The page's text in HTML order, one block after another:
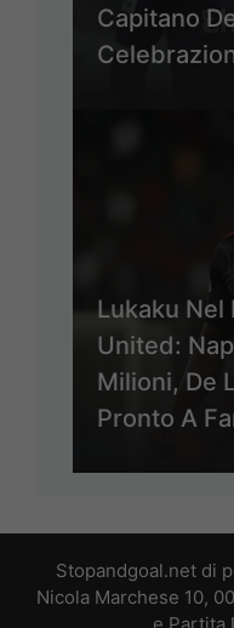
Capitano
Lukaku Nel
United:
Milioni, De
Pronto A
Stopandgoal.net di
Nicola Marchese 10,